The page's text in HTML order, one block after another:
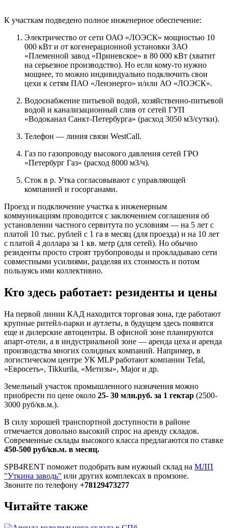
К участкам подведено полное инженерное обеспечение:
Электричество от сети ОАО «ЛОЭСК» мощностью 10
000 кВт и от когенерационной установки ЗАО
«Племенной завод «Приневское» в 80 000 кВт (хватит
на серьезное производство). Но если кому-то нужно
мощнее, то можно индивидуально подключить свои
цехи к сетям ПАО «Ленэнерго» и/или АО «ЛОЭСК».
Водоснабжение питьевой водой, хозяйственно-питьевой
водой и канализационный слив от сетей ГУП
«Водоканал Санкт-Петербурга» (расход 3050 м3/сутки).
Телефон — линия связи WestCall.
Газ по газопроводу высокого давления сетей ГРО
«Петербург Газ» (расход 8000 м3/ч).
Сток в р. Утка согласовывают с управляющей
компанией и госорганами.
Проезд и подключение участка к инженерным
коммуникациям проводится с заключением соглашения об
установлении частного сервитута по условиям — на 5 лет с
платой 10 тыс. рублей с 1 га в месяц (для проезда) и на 10 лет
с платой 4 доллара за 1 кв. метр (для сетей). Но обычно
резиденты просто строят трубопроводы и прокладываю сети
совместными усилиями, разделяя их стоимость и потом
пользуясь ими коллективно.
Кто здесь работает: резиденты и цены
На первой линии КАД находится торговая зона, где работают
крупные ритейл-парки и аутлеты, в будущем здесь появятся
еще и дилерские автоцентры. В офисной зоне планируются
апарт-отели, а в индустриальной зоне — аренда цеха и аренда
производства многих солидных компаний. Например, в
логистическом центре УК MLP работают компании Tefal,
«Евросеть», Tikkurila, «Метизы», Major и др.
Земельный участок промышленного назначения можно
приобрести по цене около 25- 30 млн.руб. за 1 гектар (2500-
3000 руб/кв.м.).
В силу хорошей транспортной доступности в районе
отмечается довольно высокий спрос на аренду складов.
Современные склады высокого класса предлагаются по ставке
450-500 руб/кв.м. в месяц.
SPB4RENT поможет подобрать вам нужный склад на МЛП
"Уткина заводь" или других комплексах в промзоне.
Звоните по телефону +78129473277
Читайте также